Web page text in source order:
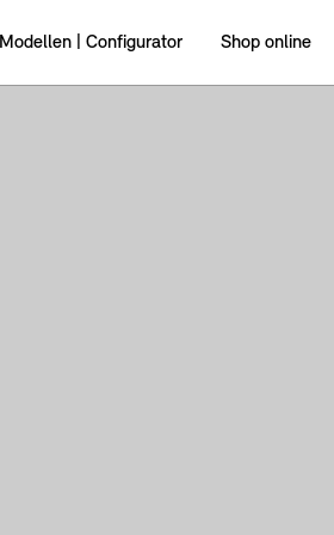
Modellen | Configurator Shop online